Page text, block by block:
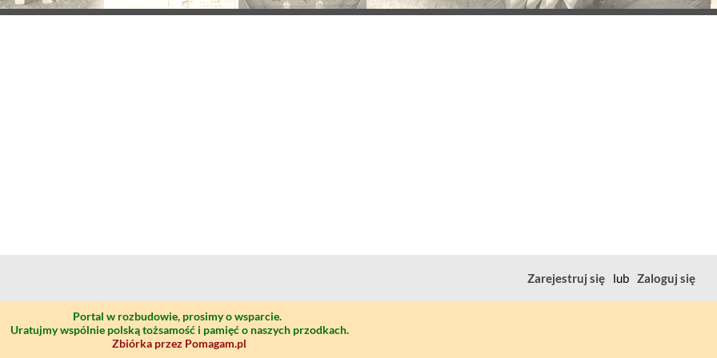
Zarejestruj się lub Zaloguj się
Portal w rozbudowie, prosimy o wsparcie.
Uratujmy wspólnie polską tożsamość i pamięć o naszych przodkach.
Zbiórka przez Pomagam.pl